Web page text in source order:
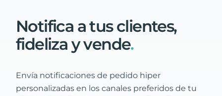
Notifica atus clientes,
fideliza yvende.
Envía notificaciones de pedido hiper
personalizadas en los canales preferidos de tu